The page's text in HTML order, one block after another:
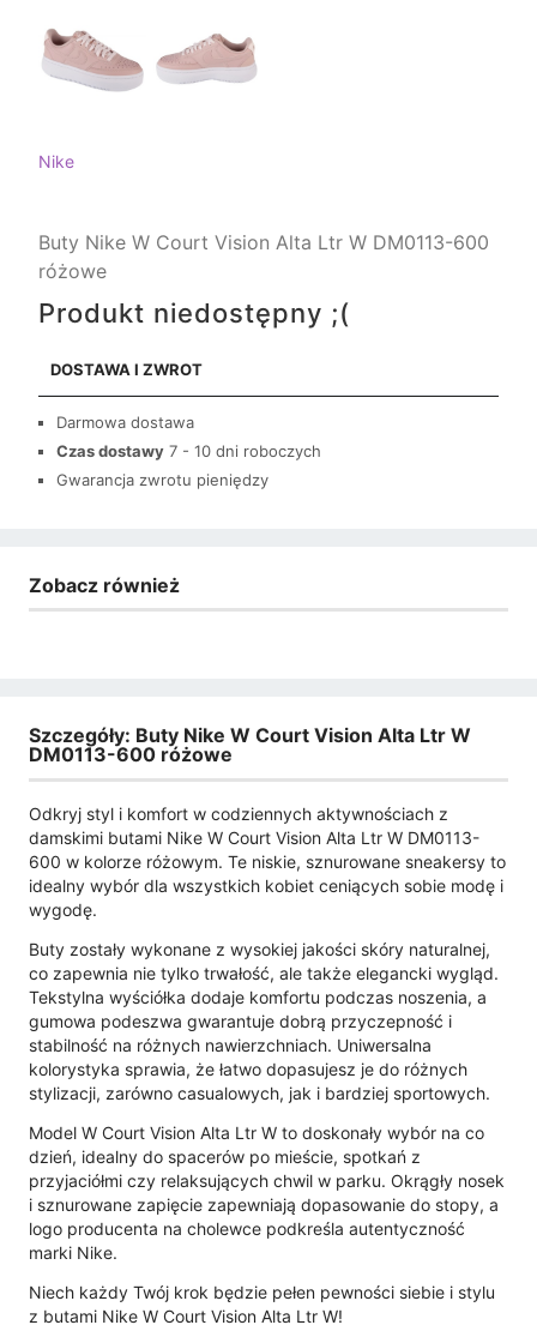
Nike
Buty Nike W Court Vision Alta Ltr W DM0113-600
różowe
Produkt niedostępny ;(
DOSTAWA I ZWROT
Darmowa dostawa
Czas dostawy 7 - 10 dni roboczych
Gwarancja zwrotu pieniędzy
Zobacz również
Szczegóły: Buty Nike W Court Vision Alta Ltr W
DM0113-600 różowe
Odkryj styl i komfort w codziennych aktywnościach z
damskimi butami Nike W Court Vision Alta Ltr W DM0113-
600 w kolorze różowym. Te niskie, sznurowane sneakersy to
idealny wybór dla wszystkich kobiet ceniących sobie modę i
wygodę.
Buty zostały wykonane z wysokiej jakości skóry naturalnej,
co zapewnia nie tylko trwałość, ale także elegancki wygląd.
Tekstylna wyściółka dodaje komfortu podczas noszenia, a
gumowa podeszwa gwarantuje dobrą przyczepność i
stabilność na różnych nawierzchniach. Uniwersalna
kolorystyka sprawia, że łatwo dopasujesz je do różnych
stylizacji, zarówno casualowych, jak i bardziej sportowych.
Model W Court Vision Alta Ltr W to doskonały wybór na co
dzień, idealny do spacerów po mieście, spotkań z
przyjaciółmi czy relaksujących chwil w parku. Okrągły nosek
i sznurowane zapięcie zapewniają dopasowanie do stopy, a
logo producenta na cholewce podkreśla autentyczność
marki Nike.
Niech każdy Twój krok będzie pełen pewności siebie i stylu
z butami Nike W Court Vision Alta Ltr W!